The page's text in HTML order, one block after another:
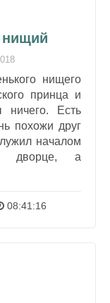
нищий
нищего
принца и
ничего. Есть
похожи друг
началом
дворце, а
08:41:16